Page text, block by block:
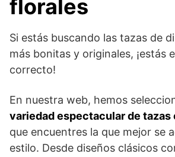
florales
Si estás buscando las tazas de
más bonitas y originales, ¡estás
correcto!
En nuestra web, hemos
variedad espectacular de tazas
que encuentres la que mejor se
estilo. Desde diseños clásicos